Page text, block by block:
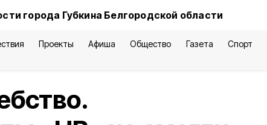
города Губкина Белгородской области
Проекты Афиша Общество Газета Спорт